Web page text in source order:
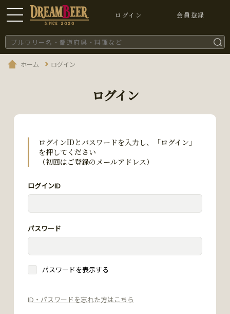
ログイン 会員登録
ホーム ログイン
ログイン
ログインIDとパスワードを入力し、「ログイン」
を押してください
（初回はご登録のメールアドレス）
ログインID
パスワード
パスワードを表示する
ID・パスワードを忘れた方はこちら